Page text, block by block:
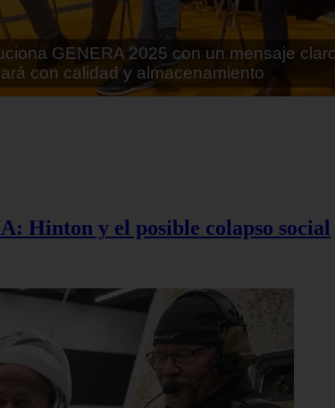
lo que parecía imposible: Utilizarán
Hinton y el posible colapso social